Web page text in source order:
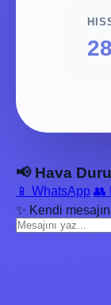
📢 Hava
📱 WhatsApp 👥
✨ Kendi